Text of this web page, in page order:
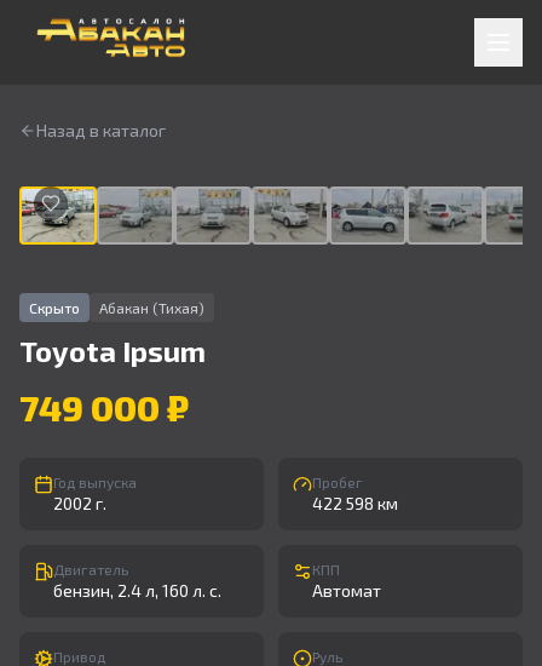
Назад в каталог
Скрыто Абакан (Тихая)
Toyota Ipsum
749 000 ₽
Год выпуска
2002 г.
Пробег
422 598 км
Двигатель
бензин, 2.4 л, 160 л. с.
КПП
Автомат
Привод Руль